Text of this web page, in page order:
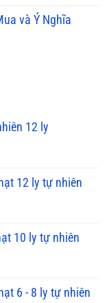
và Ý Nghĩa
12 ly
12 ly tự nhiên
10 ly tự nhiên
6 - 8 ly tự nhiên